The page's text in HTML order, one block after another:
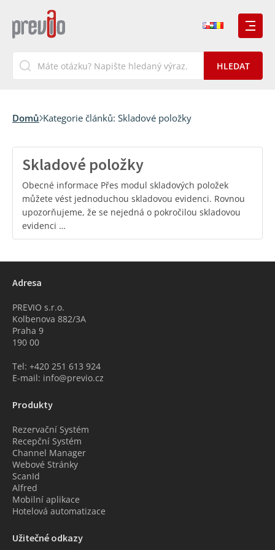
Domů Kategorie článků: Skladové položky
Skladové položky
Obecné informace Přes modul skladových položek
můžete vést jednoduchou skladovou evidenci. Rovnou
upozorňujeme, že se nejedná o pokročilou skladovou
evidenci …
Adresa
PREVIO s.r.o.
Kolbenova 882/3A
Praha 9
190 00
Tel: +420 251 613 924
E-mail: info@previo.cz
Produkty
Rezervační Systém
Recepční Systém
Channel Manager
Webové Stránky
ScanId
Alfred
Mobilní aplikace
Hotelová automatizace
Užitečné odkazy